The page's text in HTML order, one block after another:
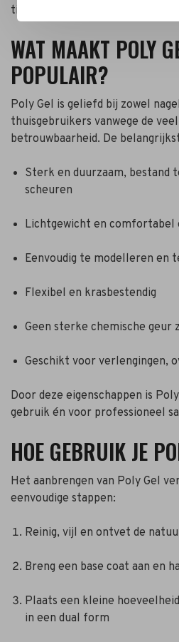
tijdens het werken.
WAT MAAKT POLY
POPULAIR?
Poly Gel is geliefd bij zowel
thuisgebruikers vanwege de
betrouwbaarheid. De
Sterk en duurzaam, bestand
scheuren
Lichtgewicht en comfortabel
Eenvoudig te modelleren en
Flexibel en krasbestendig
Geen sterke chemische geur
Geschikt voor verlengingen,
Door deze eigenschappen is
gebruik én voor professioneel
HOE GEBRUIK JE
Het aanbrengen van Poly Gel
eenvoudige stappen:
Reinig, vijl en ontvet de
Breng een base coat aan en
Plaats een kleine
in een dual form